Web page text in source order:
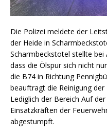
Die Polizei meldete der
der Heide in
Scharmbeckstotel stellte
dass die Ölspur sich nicht
die B74 in Richtung
beauftragt die Reinigung
Lediglich der Bereich Auf
Einsatzkräften der
abgestumpft.